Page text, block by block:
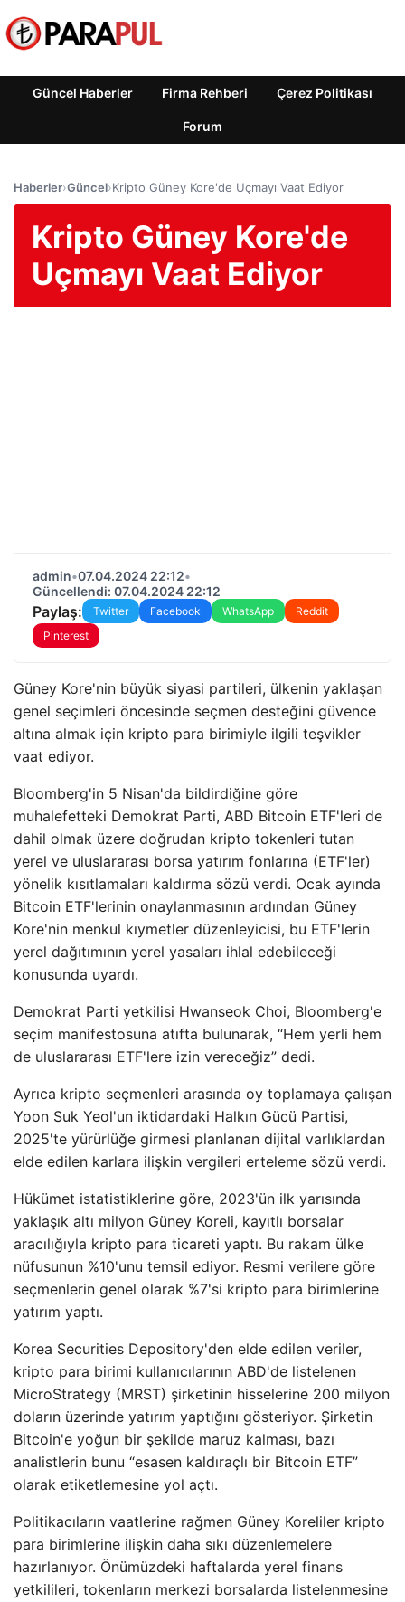
Güncel Haberler Firma Rehberi Çerez Politikası
Forum
Haberler›Güncel›Kripto Güney Kore'de Uçmayı Vaat Ediyor
Kripto Güney Kore'de
Uçmayı Vaat Ediyor
admin•07.04.2024 22:12•
Güncellendi: 07.04.2024 22:12
Paylaş: Twitter Facebook WhatsApp
Reddit
Pinterest
Güney Kore'nin büyük siyasi partileri, ülkenin yaklaşan
genel seçimleri öncesinde seçmen desteğini güvence
altına almak için kripto para birimiyle ilgili teşvikler
vaat ediyor.
Bloomberg'in 5 Nisan'da bildirdiğine göre
muhalefetteki Demokrat Parti, ABD Bitcoin ETF'leri de
dahil olmak üzere doğrudan kripto tokenleri tutan
yerel ve uluslararası borsa yatırım fonlarına (ETF'ler)
yönelik kısıtlamaları kaldırma sözü verdi. Ocak ayında
Bitcoin ETF'lerinin onaylanmasının ardından Güney
Kore'nin menkul kıymetler düzenleyicisi, bu ETF'lerin
yerel dağıtımının yerel yasaları ihlal edebileceği
konusunda uyardı.
Demokrat Parti yetkilisi Hwanseok Choi, Bloomberg'e
seçim manifestosuna atıfta bulunarak, “Hem yerli hem
de uluslararası ETF'lere izin vereceğiz” dedi.
Ayrıca kripto seçmenleri arasında oy toplamaya çalışan
Yoon Suk Yeol'un iktidardaki Halkın Gücü Partisi,
2025'te yürürlüğe girmesi planlanan dijital varlıklardan
elde edilen karlara ilişkin vergileri erteleme sözü verdi.
Hükümet istatistiklerine göre, 2023'ün ilk yarısında
yaklaşık altı milyon Güney Koreli, kayıtlı borsalar
aracılığıyla kripto para ticareti yaptı. Bu rakam ülke
nüfusunun %10'unu temsil ediyor. Resmi verilere göre
seçmenlerin genel olarak %7'si kripto para birimlerine
yatırım yaptı.
Korea Securities Depository'den elde edilen veriler,
kripto para birimi kullanıcılarının ABD'de listelenen
MicroStrategy (MRST) şirketinin hisselerine 200 milyon
doların üzerinde yatırım yaptığını gösteriyor. Şirketin
Bitcoin'e yoğun bir şekilde maruz kalması, bazı
analistlerin bunu “esasen kaldıraçlı bir Bitcoin ETF”
olarak etiketlemesine yol açtı.
Politikacıların vaatlerine rağmen Güney Koreliler kripto
para birimlerine ilişkin daha sıkı düzenlemelere
hazırlanıyor. Önümüzdeki haftalarda yerel finans
yetkilileri, tokenların merkezi borsalarda listelenmesine